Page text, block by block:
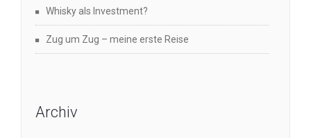
Whisky als Investment?
Zug um Zug – meine erste Reise
Archiv